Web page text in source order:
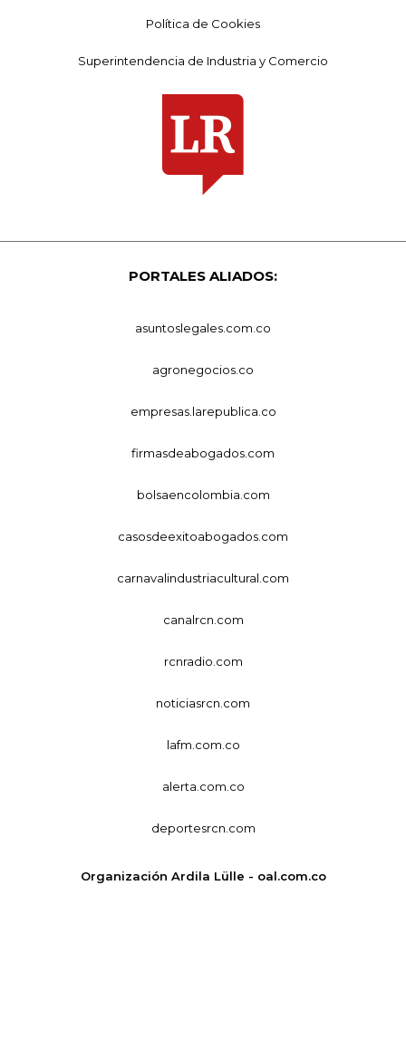
Política de Cookies
Superintendencia de Industria y Comercio
PORTALES ALIADOS:
asuntoslegales.com.co
agronegocios.co
empresas.larepublica.co
firmasdeabogados.com
bolsaencolombia.com
casosdeexitoabogados.com
carnavalindustriacultural.com
canalrcn.com
rcnradio.com
noticiasrcn.com
lafm.com.co
alerta.com.co
deportesrcn.com
Organización Ardila Lülle - oal.com.co